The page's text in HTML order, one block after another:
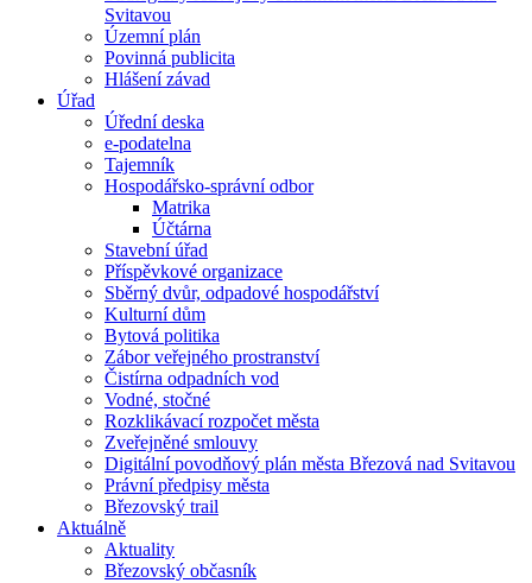
Svitavou
Územní plán
Povinná publicita
Hlášení závad
Úřad
Úřední deska
e-podatelna
Tajemník
Hospodářsko-správní odbor
Matrika
Účtárna
Stavební úřad
Příspěvkové organizace
Sběrný dvůr, odpadové hospodářství
Kulturní dům
Bytová politika
Zábor veřejného prostranství
Čistírna odpadních vod
Vodné, stočné
Rozklikávací rozpočet města
Zveřejněné smlouvy
Digitální povodňový plán města Březová nad Svitavou
Právní předpisy města
Březovský trail
Aktuálně
Aktuality
Březovský občasník